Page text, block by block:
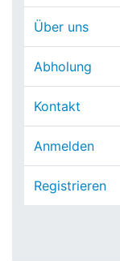
Über uns
Abholung
Kontakt
Anmelden
Registrieren